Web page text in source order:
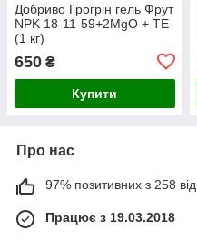
Добриво Грогрін гель Фрут
NPK 18-11-59+2MgO + TE
(1 кг)
650 ₴
Купити
Про нас
97% позитивних з 258
Працює з 19.03.2018